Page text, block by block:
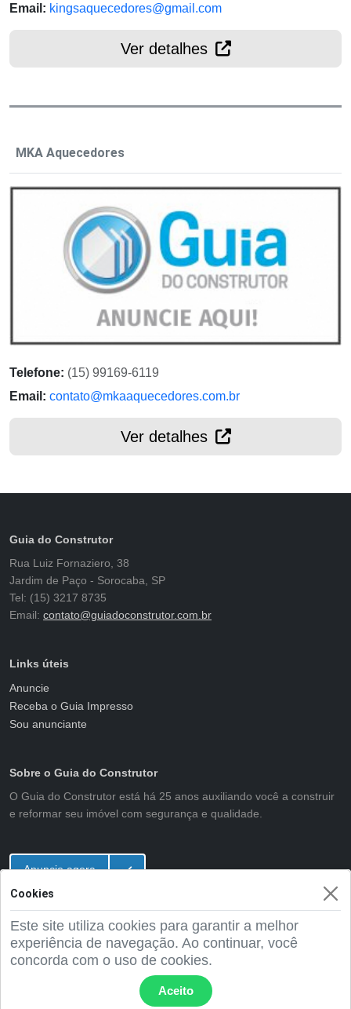
Email: kingsaquecedores@gmail.com
Ver detalhes
MKA Aquecedores
Telefone: (15) 99169-6119
Email: contato@mkaaquecedores.com.br
Ver detalhes
Guia do Construtor
Rua Luiz Fornaziero, 38
Jardim de Paço - Sorocaba, SP
Tel: (15) 3217 8735
Email: contato@guiadoconstrutor.com.br
Links úteis
Anuncie
Receba o Guia Impresso
Sou anunciante
Sobre o Guia do Construtor
O Guia do Construtor está há 25 anos auxiliando você a construir
e reformar seu imóvel com segurança e qualidade.
Anuncie agora
2001 - 2026 Guia do Construtor
Cookies
Este site utiliza cookies para garantir a melhor
experiência de navegação. Ao continuar, você
concorda com o uso de cookies.
Aceito